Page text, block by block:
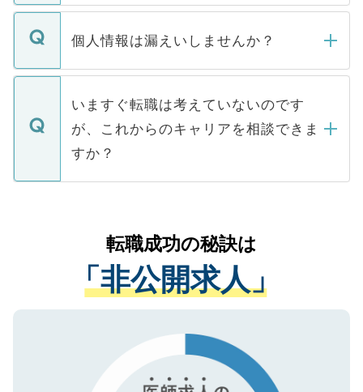
ません。
■応募殺到を避けるため 人気のある医療機
関を公にしてしまうと、応募が殺到する場
に、医療機関が求める条件に合った人材の
みを人材紹介会社に依頼するケースが増え
ています。
転職・入職を強要することは一切ありませ
ん。また、仮に応募先から内定をいただい
定を承諾する必要はありません。内定先へ
の辞退の連絡はキャリアパートナーが行い
個人情報は漏えいしませんか？
個人情報が漏えいすることはありませんの
で、ご安心ください。当サイトからの登録
などで収集したご登録者様の個人情報は、
ご本人のキャリアアップおよび転職活動の
支援を目的に使用いたします。お預かりし
ているすべての個人データはご本人の許可
は、個人情報の取り扱いについての厳密な
管理基準を満たした事業者のみに付与され
る、プライバシーマークを取得済みです。
で、機密保持に関してもご安心ください。
いますぐ転職は考えていないのです
が、これからのキャリアを相談できま
すか？
かがいして、現在の医療機関の状況や紹介
経験をまじえながら、適切なアドバイスを
させていただきます。すぐにご転職をされ
ない方には、長期的なサポートが可能です
ので、まずはご登録ください。
転職成功の秘訣は
「非公開求人」